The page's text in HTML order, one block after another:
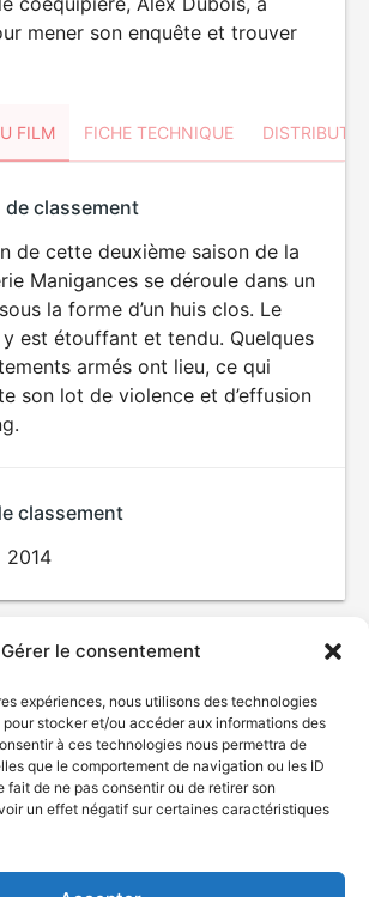
Gérer le consentement
expériences, nous utilisons des technologies
stocker et/ou accéder aux informations des
à ces technologies nous permettra de
que le comportement de navigation ou les ID
fait de ne pas consentir ou de retirer son
un effet négatif sur certaines caractéristiques
mener son enquête et trouver
FILM FICHE TECHNIQUE
classement
de cette deuxième saison de la
Manigances se déroule dans un
la forme d’un huis clos. Le
est étouffant et tendu. Quelques
armés ont lieu, ce qui
son lot de violence et d’effusion
classement
2014
du Québec, 2026
Plan du site